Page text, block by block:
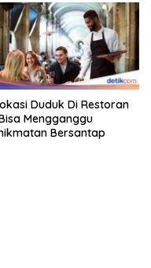
Duduk Di Restoran
Mengganggu
Bersantap